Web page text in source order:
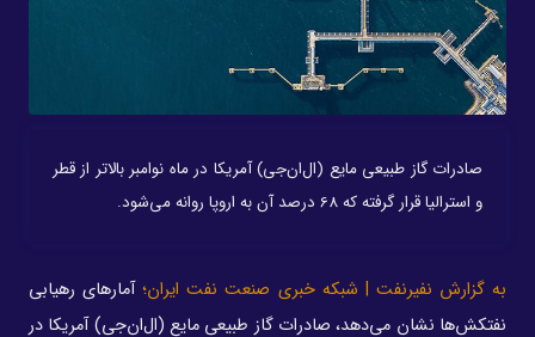
صادرات گاز طبیعی مایع (ال‌ان‌جی) آمریکا در ماه نوامبر بالاتر از قطر
و استرالیا قرار گرفته که 68 درصد آن به اروپا روانه می‌شود.
به گزارش نفیرنفت | شبکه خبری صنعت نفت ایران؛آمارهای رهیابی
نفتکش‌ها نشان می‌دهد، صادرات گاز طبیعی مایع (ال‌ان‌جی) آمریکا در